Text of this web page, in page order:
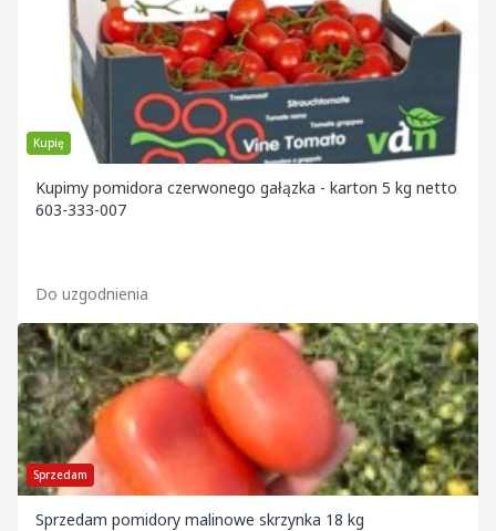
Kupię
Kupimy pomidora czerwonego gałązka - karton 5 kg netto
603-333-007
Do uzgodnienia
Sprzedam
Sprzedam pomidory malinowe skrzynka 18 kg